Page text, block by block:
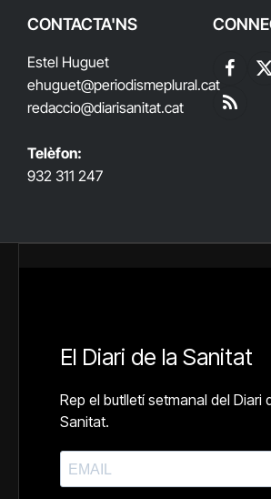
CONTACTA'NS
Estel Huguet
ehuguet@periodismeplural.cat
redaccio@diarisanitat.cat
Telèfon:
932 311 247
X
RSS